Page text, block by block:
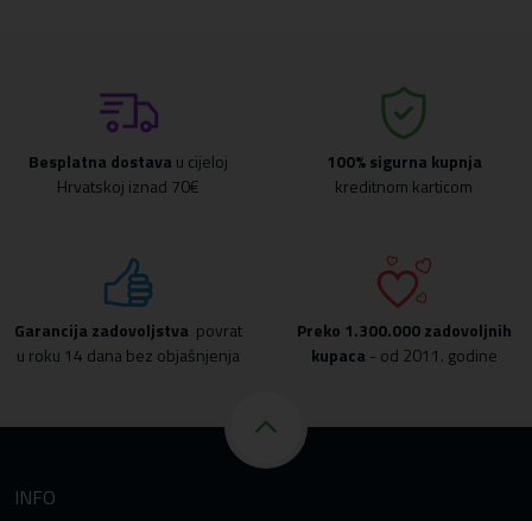
Besplatna dostava u cijeloj
Hrvatskoj iznad 70€
100% sigurna kupnja
kreditnom karticom
Garancija zadovoljstva povrat
u roku 14 dana bez objašnjenja
Preko 1.300.000 zadovoljnih
kupaca - od 2011. godine
INFO